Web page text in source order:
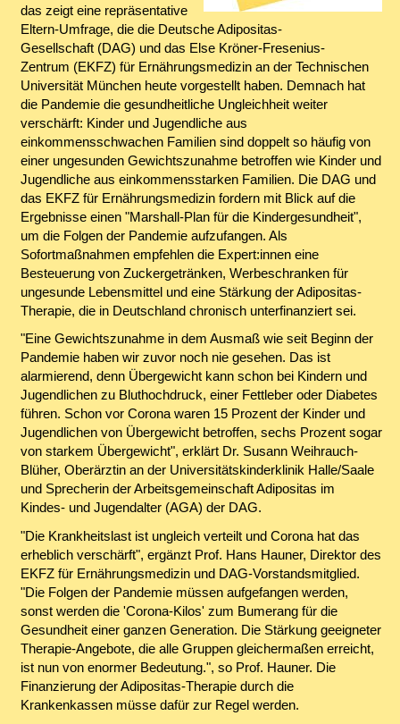
das zeigt eine repräsentative
Eltern-Umfrage, die die Deutsche Adipositas-
Gesellschaft (DAG) und das Else Kröner-Fresenius-
Zentrum (EKFZ) für Ernährungsmedizin an der Technischen
Universität München heute vorgestellt haben. Demnach hat
die Pandemie die gesundheitliche Ungleichheit weiter
verschärft: Kinder und Jugendliche aus
einkommensschwachen Familien sind doppelt so häufig von
einer ungesunden Gewichtszunahme betroffen wie Kinder und
Jugendliche aus einkommensstarken Familien. Die DAG und
das EKFZ für Ernährungsmedizin fordern mit Blick auf die
Ergebnisse einen "Marshall-Plan für die Kindergesundheit",
um die Folgen der Pandemie aufzufangen. Als
Sofortmaßnahmen empfehlen die Expert:innen eine
Besteuerung von Zuckergetränken, Werbeschranken für
ungesunde Lebensmittel und eine Stärkung der Adipositas-
Therapie, die in Deutschland chronisch unterfinanziert sei.
"Eine Gewichtszunahme in dem Ausmaß wie seit Beginn der
Pandemie haben wir zuvor noch nie gesehen. Das ist
alarmierend, denn Übergewicht kann schon bei Kindern und
Jugendlichen zu Bluthochdruck, einer Fettleber oder Diabetes
führen. Schon vor Corona waren 15 Prozent der Kinder und
Jugendlichen von Übergewicht betroffen, sechs Prozent sogar
von starkem Übergewicht", erklärt Dr. Susann Weihrauch-
Blüher, Oberärztin an der Universitätskinderklinik Halle/Saale
und Sprecherin der Arbeitsgemeinschaft Adipositas im
Kindes- und Jugendalter (AGA) der DAG.
"Die Krankheitslast ist ungleich verteilt und Corona hat das
erheblich verschärft", ergänzt Prof. Hans Hauner, Direktor des
EKFZ für Ernährungsmedizin und DAG-Vorstandsmitglied.
"Die Folgen der Pandemie müssen aufgefangen werden,
sonst werden die 'Corona-Kilos' zum Bumerang für die
Gesundheit einer ganzen Generation. Die Stärkung geeigneter
Therapie-Angebote, die alle Gruppen gleichermaßen erreicht,
ist nun von enormer Bedeutung.", so Prof. Hauner. Die
Finanzierung der Adipositas-Therapie durch die
Krankenkassen müsse dafür zur Regel werden.